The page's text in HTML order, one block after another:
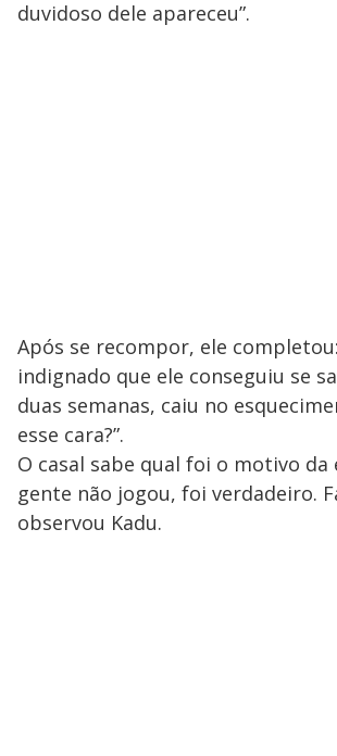
duvidoso dele apareceu”.
Após se recompor, ele
indignado que ele conseguiu se
duas semanas, caiu no
esse cara?”.
O casal sabe qual foi o motivo da
gente não jogou, foi verdadeiro.
observou Kadu.